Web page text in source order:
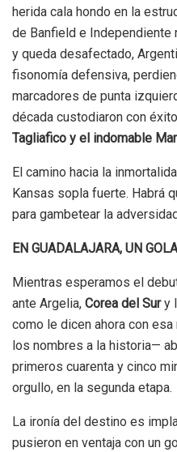
herida cala hondo en la
de Banfield e Independiente
y queda desafectado,
fisonomía defensiva,
marcadores de punta
década custodiaron con
Tagliafico y el indomable
El camino hacia la
Kansas sopla fuerte. Habrá
para gambetear la
EN GUADALAJARA, UN
Mientras esperamos el
ante Argelia, Corea del Sury
como le dicen ahora con
los nombres a la historia—
primeros cuarenta y cinco
orgullo, en la segunda etapa.
La ironía del destino es
pusieron en ventaja con un